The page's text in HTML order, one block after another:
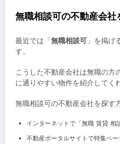
無職相談可の不動産会
最近では「無職相談可 」を掲げ
す。
こうした不動産会社は無職の方
に通りやすい物件を紹介してく
無職相談可の不動産会社を探す
インターネットで「無職 賃貸 相
不動産ポータルサイトで特集ペ